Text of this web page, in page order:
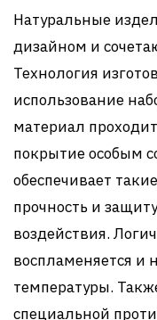
Натуральные
дизайном и
Технология
использование
материал
покрытие особым
обеспечивает
прочность и
воздействия.
воспламеняется и
температуры.
специальной